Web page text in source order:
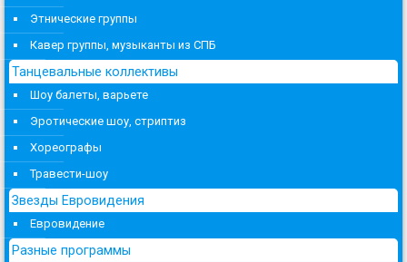
Этнические группы
Кавер группы, музыканты из СПБ
Танцевальные коллективы
Шоу балеты, варьете
Эротические шоу, стриптиз
Хореографы
Травести-шоу
Звезды Евровидения
Евровидение
Разные программы